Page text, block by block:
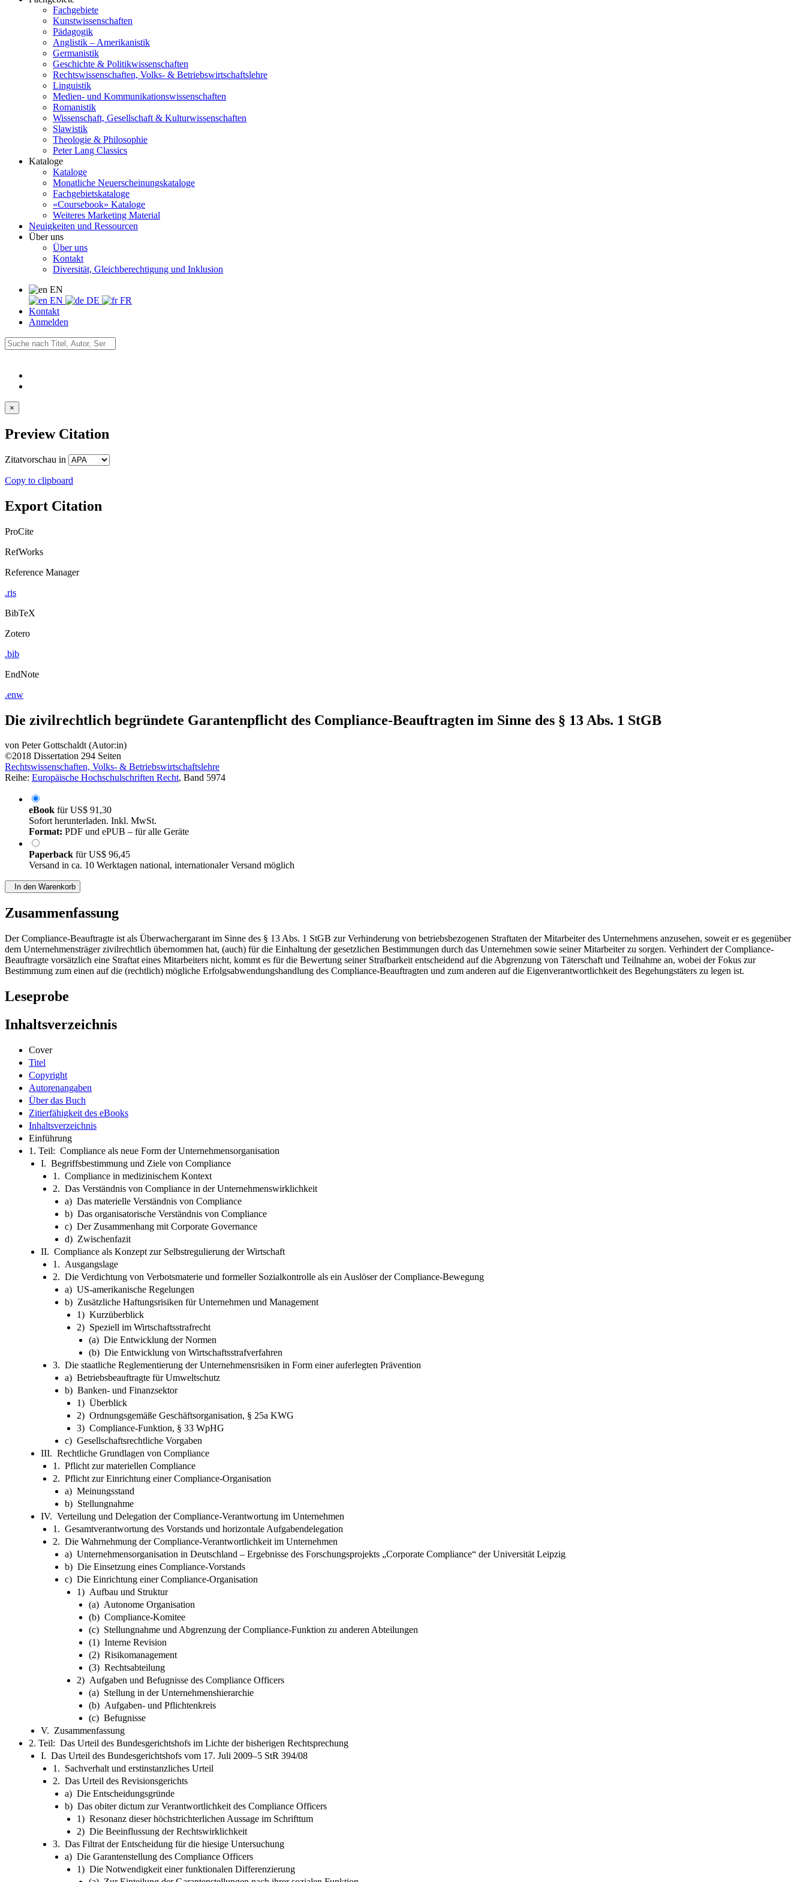
Fachgebiete
Kunstwissenschaften
Pädagogik
Anglistik – Amerikanistik
Germanistik
Geschichte & Politikwissenschaften
Rechtswissenschaften, Volks- & Betriebswirtschaftslehre
Linguistik
Medien- und Kommunikationswissenschaften
Romanistik
Wissenschaft, Gesellschaft & Kulturwissenschaften
Slawistik
Theologie & Philosophie
Peter Lang Classics
Kataloge
Kataloge
Monatliche Neuerscheinungskataloge
Fachgebietskataloge
«Coursebook» Kataloge
Weiteres Marketing Material
Neuigkeiten und Ressourcen
Über uns
Über uns
Kontakt
Diversität, Gleichberechtigung und Inklusion
EN
EN
DE
FR
Kontakt
Anmelden
×
Preview Citation
Zitatvorschau in
Copy to clipboard
Export Citation
ProCite
RefWorks
Reference Manager
.ris
BibTeX
Zotero
.bib
EndNote
.enw
Die zivilrechtlich begründete Garantenpflicht des Compliance-Beauftragten im Sinne des § 13 Abs. 1 StGB
von Peter Gottschaldt (Autor:in)
©2018 Dissertation 294 Seiten
Rechtswissenschaften, Volks- & Betriebswirtschaftslehre
Reihe: Europäische Hochschulschriften Recht, Band 5974
eBook fürUS$ 91,30
Sofort herunterladen. Inkl. MwSt.
Format: PDF und ePUB – für alle Geräte
Paperback fürUS$ 96,45
Versand in ca. 10 Werktagen national, internationaler Versand möglich
In den Warenkorb
Zusammenfassung
Der Compliance-Beauftragte ist als Überwachergarant im Sinne des § 13 Abs. 1 StGB zur Verhinderung von betriebsbezogenen Straftaten der Mitarbeiter des Unternehmens anzusehen, soweit er es gegenüber
dem Unternehmensträger zivilrechtlich übernommen hat, (auch) für die Einhaltung der gesetzlichen Bestimmungen durch das Unternehmen sowie seiner Mitarbeiter zu sorgen. Verhindert der Compliance-
Beauftragte vorsätzlich eine Straftat eines Mitarbeiters nicht, kommt es für die Bewertung seiner Strafbarkeit entscheidend auf die Abgrenzung von Täterschaft und Teilnahme an, wobei der Fokus zur
Bestimmung zum einen auf die (rechtlich) mögliche Erfolgsabwendungshandlung des Compliance-Beauftragten und zum anderen auf die Eigenverantwortlichkeit des Begehungstäters zu legen ist.
Leseprobe
Inhaltsverzeichnis
Cover
Titel
Copyright
Autorenangaben
Über das Buch
Zitierfähigkeit des eBooks
Inhaltsverzeichnis
Einführung
1. Teil: Compliance als neue Form der Unternehmensorganisation
I. Begriffsbestimmung und Ziele von Compliance
1. Compliance in medizinischem Kontext
2. Das Verständnis von Compliance in der Unternehmenswirklichkeit
a) Das materielle Verständnis von Compliance
b) Das organisatorische Verständnis von Compliance
c) Der Zusammenhang mit Corporate Governance
d) Zwischenfazit
II. Compliance als Konzept zur Selbstregulierung der Wirtschaft
1. Ausgangslage
2. Die Verdichtung von Verbotsmaterie und formeller Sozialkontrolle als ein Auslöser der Compliance-Bewegung
a) US-amerikanische Regelungen
b) Zusätzliche Haftungsrisiken für Unternehmen und Management
1) Kurzüberblick
2) Speziell im Wirtschaftsstrafrecht
(a) Die Entwicklung der Normen
(b) Die Entwicklung von Wirtschaftsstrafverfahren
3. Die staatliche Reglementierung der Unternehmensrisiken in Form einer auferlegten Prävention
a) Betriebsbeauftragte für Umweltschutz
b) Banken- und Finanzsektor
1) Überblick
2) Ordnungsgemäße Geschäftsorganisation, § 25a KWG
3) Compliance-Funktion, § 33 WpHG
c) Gesellschaftsrechtliche Vorgaben
III. Rechtliche Grundlagen von Compliance
1. Pflicht zur materiellen Compliance
2. Pflicht zur Einrichtung einer Compliance-Organisation
a) Meinungsstand
b) Stellungnahme
IV. Verteilung und Delegation der Compliance-Verantwortung im Unternehmen
1. Gesamtverantwortung des Vorstands und horizontale Aufgabendelegation
2. Die Wahrnehmung der Compliance-Verantwortlichkeit im Unternehmen
a) Unternehmensorganisation in Deutschland – Ergebnisse des Forschungsprojekts „Corporate Compliance“ der Universität Leipzig
b) Die Einsetzung eines Compliance-Vorstands
c) Die Einrichtung einer Compliance-Organisation
1) Aufbau und Struktur
(a) Autonome Organisation
(b) Compliance-Komitee
(c) Stellungnahme und Abgrenzung der Compliance-Funktion zu anderen Abteilungen
(1) Interne Revision
(2) Risikomanagement
(3) Rechtsabteilung
2) Aufgaben und Befugnisse des Compliance Officers
(a) Stellung in der Unternehmenshierarchie
(b) Aufgaben- und Pflichtenkreis
(c) Befugnisse
V. Zusammenfassung
2. Teil: Das Urteil des Bundesgerichtshofs im Lichte der bisherigen Rechtsprechung
I. Das Urteil des Bundesgerichtshofs vom 17. Juli 2009–5 StR 394/08
1. Sachverhalt und erstinstanzliches Urteil
2. Das Urteil des Revisionsgerichts
a) Die Entscheidungsgründe
b) Das obiter dictum zur Verantwortlichkeit des Compliance Officers
1) Resonanz dieser höchstrichterlichen Aussage im Schrifttum
2) Die Beeinflussung der Rechtswirklichkeit
3. Das Filtrat der Entscheidung für die hiesige Untersuchung
a) Die Garantenstellung des Compliance Officers
1) Die Notwendigkeit einer funktionalen Differenzierung